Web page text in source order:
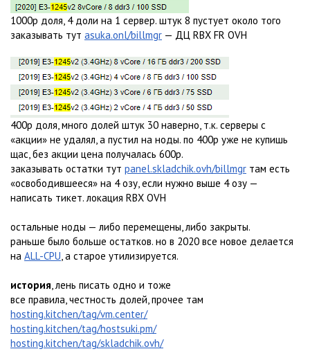
1000р доля, 4 доли на 1 сервер. штук 8 пустует около того
заказывать тут asuka.onl/billmgr — ДЦ RBX FR OVH
400р доля, много долей штук 30 наверно, т.к. серверы с
«акции» не удалял, а пустил на ноды. по 400р уже не купишь
щас, без акции цена получалась 600р.
заказывать остатки тут panel.skladchik.ovh/billmgr там есть
«освободившееся» на 4 озу, если нужно выше 4 озу —
написать тикет. локация RBX OVH
остальные ноды — либо перемещены, либо закрыты.
раньше было больше остатков. но в 2020 все новое делается
на ALL-CPU , а старое утилизируется.
история , лень писать одно и тоже
все правила, честность долей, прочее там
hosting.kitchen/tag/vm.center/
hosting.kitchen/tag/hostsuki.pm/
hosting.kitchen/tag/skladchik.ovh/